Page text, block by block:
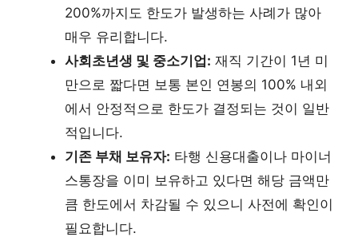
200%까지도 한도가 발생하는 사례가 많아
매우 유리합니다.
사회초년생 및 중소기업: 재직 기간이 1년 미
만으로 짧다면 보통 본인 연봉의 100% 내외
에서 안정적으로 한도가 결정되는 것이 일반
적입니다.
기존 부채 보유자: 타행 신용대출이나 마이너
스통장을 이미 보유하고 있다면 해당 금액만
큼 한도에서 차감될 수 있으니 사전에 확인이
필요합니다.